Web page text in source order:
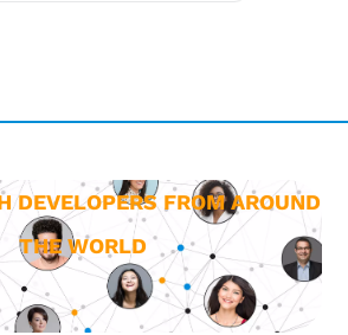
DEVELOPERS FROM AROUND
THE WORLD